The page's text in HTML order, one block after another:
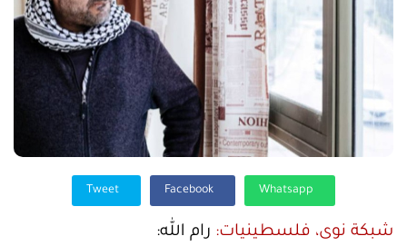
شبكة نوى، فلسطينيات: رام الله: